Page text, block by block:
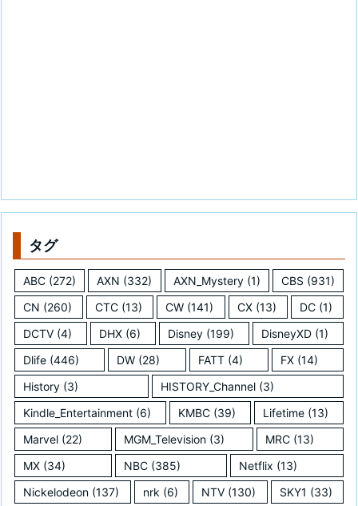
タグ
ABC (272) AXN (332) AXN_Mystery(1) CBS (931)
CN (260) CTC (13) CW (141) CX(13) DC(1)
DCTV (4) DHX (6) Disney (199) DisneyXD (1)
Dlife (446) DW (28) FATT(4) FX(14)
History (3) HISTORY_Channel(3)
Kindle_Entertainment (6) KMBC (39) Lifetime (13)
Marvel (22) MGM_Television(3) MRC (13)
MX (34) NBC (385) Netflix (13)
Nickelodeon (137) nrk (6) NTV (130) SKY1 (33)